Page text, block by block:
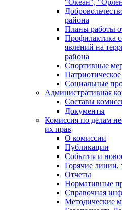
"Океан",
района
Планы работы
Профилактика
явлений на
района
Спортивные
Социальные
Административная
Составы
Документы
Комиссия по делам
их прав
О комиссии
Публикации
События и
Горячие линии,
Отчеты
Нормативные
Справочная
Методические